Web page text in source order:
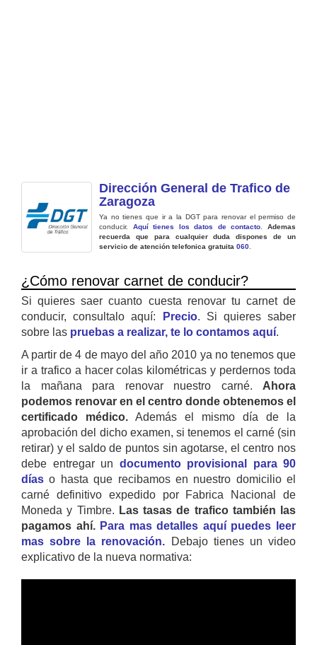
Dirección General de Trafico de
Zaragoza
Ya no tienes que ir a la DGT para renovar el permiso de
conducir. Aquí tienes los datos de contacto .Ademas
recuerda que para cualquier duda dispones de un
servicio de atención telefonica gratuita 060
¿Cómo renovar carnet de conducir?
Si quieres saer cuanto cuesta renovar tu carnet de
conducir, consultalo aquí:
Precio. Si quieres saber
sobre las pruebas a realizar, te lo contamos aquí.
A partir de 4 de mayo del año 2010 ya no tenemos que
ir a trafico a hacer colas kilométricas y perdernos toda
la mañana para renovar nuestro carné. Ahora
podemos renovar en el centro donde obtenemos el
certificado médico. Además el mismo día de la
aprobación del dicho examen, si tenemos el carné (sin
retirar) y el saldo de puntos sin agotarse, el centro nos
debe entregar un documento provisional para 90
días o hasta que recibamos en nuestro domicilio el
carné definitivo expedido por Fabrica Nacional de
Moneda y Timbre. Las tasas de trafico también las
pagamos ahí. Para mas detalles aquí puedes leer
mas sobre la renovación. Debajo tienes un video
explicativo de la nueva normativa: